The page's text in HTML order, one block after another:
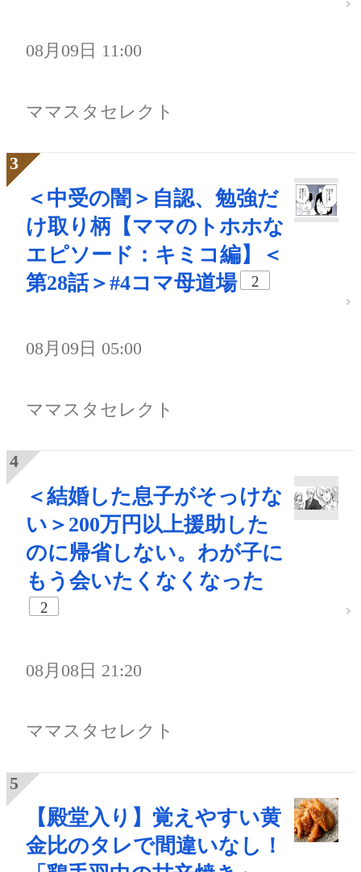
08月09日 11:00
ママスタセレクト
＜中受の闇＞自認、勉強だ
け取り柄【ママのトホホな
エピソード：キミコ編】＜
第28話＞#4コマ母道場
2
08月09日 05:00
ママスタセレクト
＜結婚した息子がそっけな
い＞200万円以上援助した
のに帰省しない。わが子に
もう会いたくなくなった
2
08月08日 21:20
ママスタセレクト
【殿堂入り】覚えやすい黄
金比のタレで間違いなし！